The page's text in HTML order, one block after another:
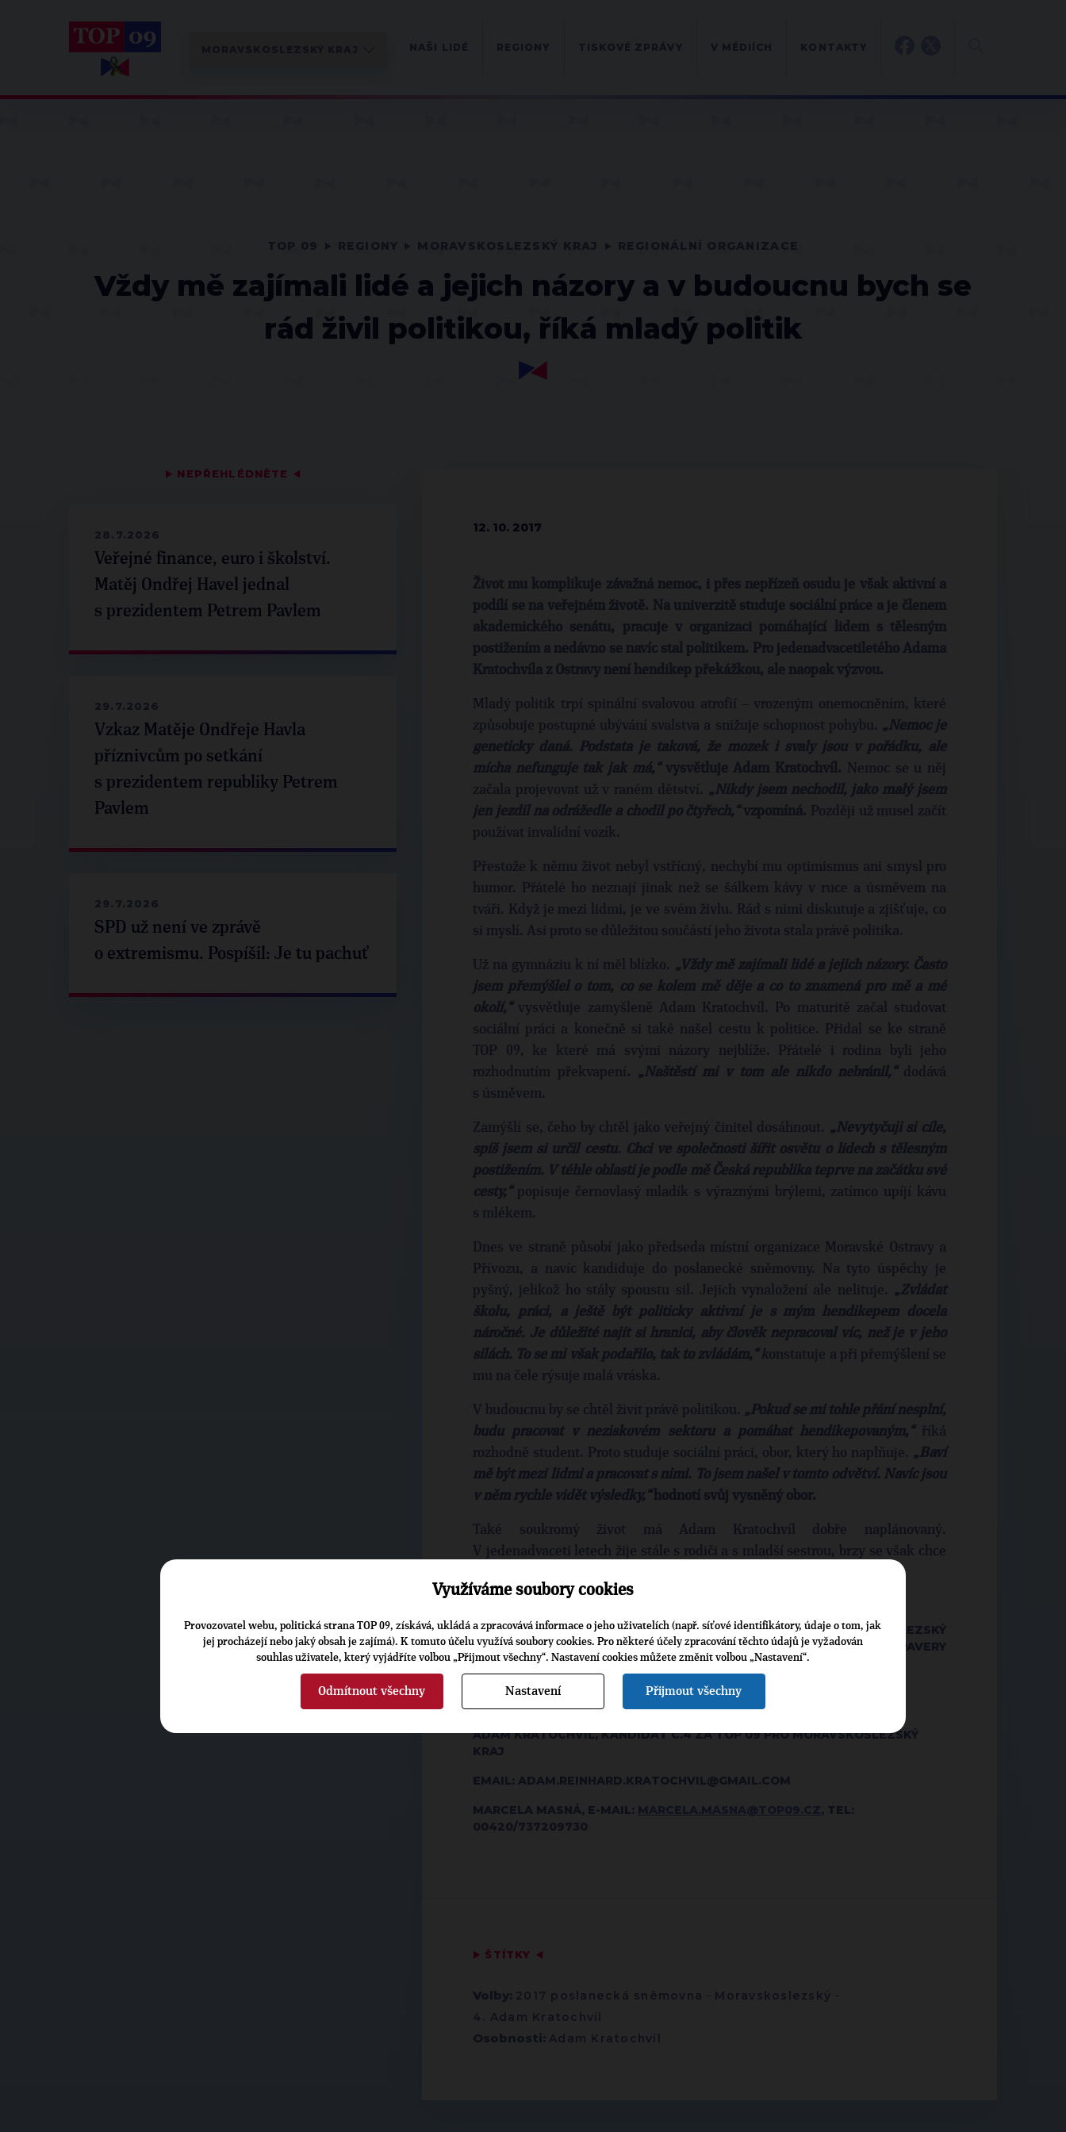
Vždy mě zajímali lidé a jejich názory a v budoucnu bych se
rád živil politikou, říká mladý politik
▶ NEPŘEHLÉDNĚTE ◀
28.7.2026
Veřejné finance, euro i školství.
Matěj Ondřej Havel jednal
s prezidentem Petrem Pavlem
29.7.2026
Vzkaz Matěje Ondřeje Havla
příznivcům po setkání
s prezidentem republiky Petrem
Pavlem
29.7.2026
SPD už není ve zprávě
o extremismu. Pospíšil: Je tu pachuť
12. 10. 2017
Život mu komplikuje závažná nemoc, i přes nepřízeň osudu je však aktivní a
podílí se na veřejném životě. Na univerzitě studuje sociální práce a je členem
akademického senátu, pracuje v organizaci pomáhající lidem s tělesným
postižením a nedávno se navíc stal politikem. Pro jedenadvacetiletého Adama
Kratochvíla z Ostravy není hendikep překážkou, ale naopak výzvou.
Mladý politik trpí spinální svalovou atrofií – vrozeným onemocněním, které
způsobuje postupné ubývání svalstva a snižuje schopnost pohybu. „Nemoc je
geneticky daná. Podstata je taková, že mozek i svaly jsou v pořádku, ale
mícha nefunguje tak jak má,“vysvětluje Adam Kratochvíl. Nemoc se u něj
začala projevovat už v raném dětství. „Nikdy jsem nechodil, jako malý jsem
jen jezdil na odrážedle a chodil po čtyřech,“vzpomíná.
Později už musel začít
používat invalidní vozík.
Přestože k němu život nebyl vstřícný, nechybí mu optimismus ani smysl pro
humor. Přátelé ho neznají jinak než se šálkem kávy v ruce a úsměvem na
tváři. Když je mezi lidmi, je ve svém živlu. Rád s nimi diskutuje a zjišťuje, co
si myslí. Asi proto se důležitou součástí jeho života stala právě politika.
Už na gymnáziu k ní měl blízko. „Vždy mě zajímali lidé a jejich názory. Často
jsem přemýšlel o tom, co se kolem mě děje a co to znamená pro mě a mé
okolí,“ vysvětluje zamyšleně Adam Kratochvíl. Po maturitě začal studovat
sociální práci a konečně si také našel cestu k politice. Přidal se ke straně
TOP 09, ke které má svými názory nejblíže. Přátelé i rodina byli jeho
rozhodnutím překvapení. „Naštěstí mi v tom ale nikdo nebránil,“ dodává
s úsměvem.
Zamýšlí se, čeho by chtěl jako veřejný činitel dosáhnout. „Nevytyčuji si cíle,
spíš jsem si určil cestu. Chci ve společnosti šířit osvětu o lidech s tělesným
postižením. V téhle oblasti je podle mě Česká republika teprve na začátku své
cesty,“ popisuje černovlasý mladík s výraznými brýlemi, zatímco upíjí kávu
s mlékem.
Dnes ve straně působí jako předseda místní organizace Moravské Ostravy a
Přívozu, a navíc kandiduje do poslanecké sněmovny. Na tyto úspěchy je
pyšný, jelikož ho stály spoustu sil. Jejich vynaložení ale nelituje.
„Zvládat
školu, práci, a ještě být politicky aktivní je s mým hendikepem docela
náročné. Je důležité najít si hranici, aby člověk nepracoval víc, než je v jeho
silách. To se mi však podařilo, tak to zvládám,“konstatuje a při přemýšlení se
mu na čele rýsuje malá vráska.
V budoucnu by se chtěl živit právě politikou. „Pokud se mi tohle přání nesplní,
budu pracovat v neziskovém sektoru a pomáhat hendikepovaným,“
říká
rozhodně student. Proto studuje sociální práci, obor, který ho naplňuje. „Baví
mě být mezi lidmi a pracovat s nimi. To jsem našel v tomto odvětví. Navíc jsou
v něm rychle vidět výsledky,“hodnotí svůj vysněný obor.
Také soukromý život má Adam Kratochvíl dobře naplánovaný.
V jedenadvaceti letech žije stále s rodiči a s mladší sestrou, brzy se však chce
MARCELA MASNÁ – KRAJSKÁ MANAŽERKA TOP 09 MORAVSKOSLEZSKÝ
KRAJ, ASISTENTKA POSLANCE H. PAVERY
KONTAKTY:
ADAM KRATOCHVÍL, KANDIDÁT Č.4 ZA TOP 09 PRO MORAVSKOSLEZSKÝ
KRAJ
EMAIL: ADAM.REINHARD.KRATOCHVIL@GMAIL.COM
MARCELA MASNÁ, E-MAIL:
, TEL:
00420/737209730
▶ ŠTÍTKY ◀
Volby: 2017 poslanecká sněmovna - Moravskoslezský -
4. Adam Kratochvíl
Osobnosti: Adam Kratochvíl
Využíváme soubory cookies
Provozovatel webu, politická strana TOP 09, získává, ukládá a zpracovává informace o jeho uživatelích (např. síťové identifikátory, údaje o tom, jak
jej procházejí nebo jaký obsah je zajímá). K tomuto účelu využívá soubory cookies. Pro některé účely zpracování těchto údajů je vyžadován
souhlas uživatele, který vyjádříte volbou „Přijmout všechny“. Nastavení cookies můžete změnit volbou „Nastavení“.
Odmítnout všechny Nastavení Přijmout všechny